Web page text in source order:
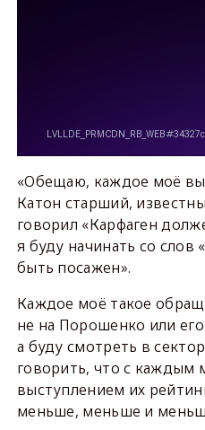
«Обещаю, каждое моё
Катон старший,
говорил «Карфаген
я буду начинать со
быть посажен».
Каждое моё такое
не на Порошенко или
а буду смотреть в
говорить, что с каждым
выступлением их
меньше, меньше и